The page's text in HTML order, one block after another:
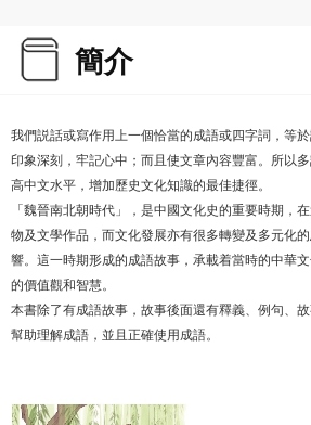
簡介
我們説話或寫作用上一個恰當的成語或四字詞，等
印象深刻，牢記心中；而且使文章內容豐富。所以
高中文水平，增加歷史文化知識的最佳捷徑。
「魏晉南北朝時代」，是中國文化史的重要時期，
物及文學作品，而文化發展亦有很多轉變及多元化
響。這一時期形成的成語故事，承載着當時的中華
的價值觀和智慧。
本書除了有成語故事，故事後面還有釋義、例句、
幫助理解成語，並且正確使用成語。